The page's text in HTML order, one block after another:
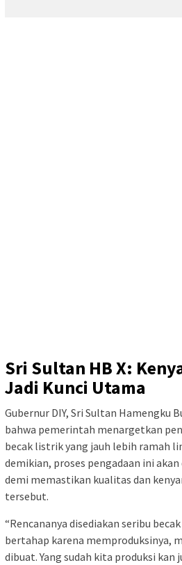
Sri Sultan HB X:
Jadi Kunci Utama
Gubernur DIY, Sri Sultan Hamengku
bahwa pemerintah menargetkan
becak listrik yang jauh lebih ramah
demikian, proses pengadaan ini
demi memastikan kualitas dan
tersebut.
“Rencananya disediakan seribu
bertahap karena memproduksinya,
dibuat. Yang sudah kita produksi kan